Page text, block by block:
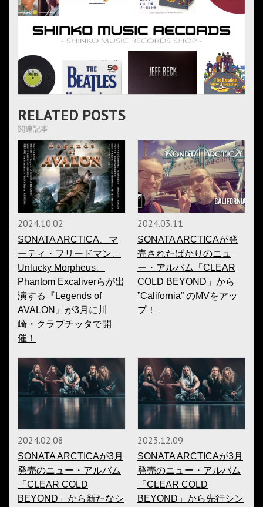
RELATED POSTS
関連記事
2024.10.02
SONATA ARCTICA、マ
ーティ・フリードマン、
Unlucky Morpheus、
Phantom Excaliverらが出
演する『Legends of
AVALON』が3月に川
崎・クラブチッタで開
催！
2024.03.11
SONATA ARCTICAが発
売されたばかりのニュ
ー・アルバム「CLEAR
COLD BEYOND」から
”California” のMVをアッ
プ！
2024.02.08
SONATA ARCTICAが3月
発売のニュー・アルバム
「CLEAR COLD
BEYOND」から新たなシ
2023.12.09
SONATA ARCTICAが3月
発売のニュー・アルバム
「CLEAR COLD
BEYOND」から先行シン